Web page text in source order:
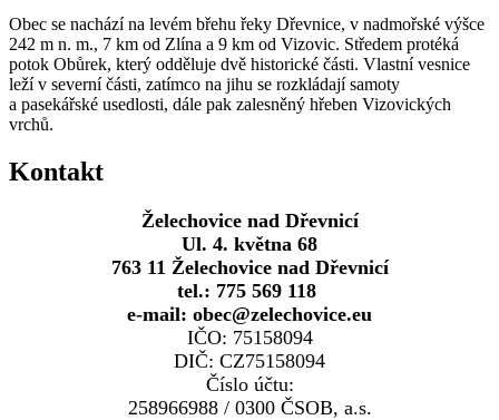
Obec se nachází na levém břehu řeky Dřevnice, v nadmořské výšce
242 m n. m., 7 km od Zlína a 9 km od Vizovic. Středem protéká
potok Obůrek, který odděluje dvě historické části. Vlastní vesnice
leží v severní části, zatímco na jihu se rozkládají samoty
a pasekářské usedlosti, dále pak zalesněný hřeben Vizovických
vrchů.
Kontakt
Želechovice nad Dřevnicí
Ul. 4. května 68
763 11 Želechovice nad Dřevnicí
tel.: 775 569 118
e-mail: obec@zelechovice.eu
IČO: 75158094
DIČ: CZ75158094
Číslo účtu:
258966988 / 0300 ČSOB, a.s.